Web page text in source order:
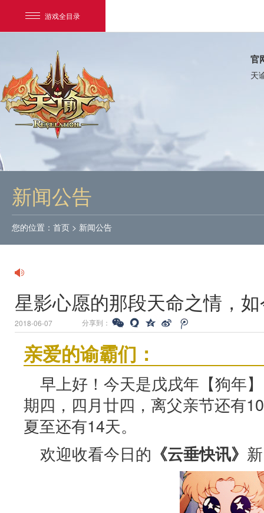
游戏全目录
网易游戏
我的足迹：
官
天
新闻公告
您的位置： 首页 > 新闻公告
星影心愿的那段天命之情，
2018-06-07 分享到：
亲爱的谕霸们：
早上好！今天是戊戌年【狗年
期四，四月廿四，离父亲节还有
夏至还有14天。
欢迎收看今日的 《云垂快讯》